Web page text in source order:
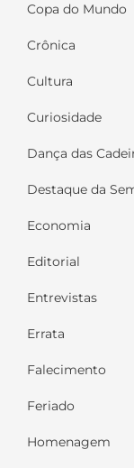
Copa do Mundo
Crônica
Cultura
Curiosidade
Dança das
Destaque da
Economia
Editorial
Entrevistas
Errata
Falecimento
Feriado
Homenagem